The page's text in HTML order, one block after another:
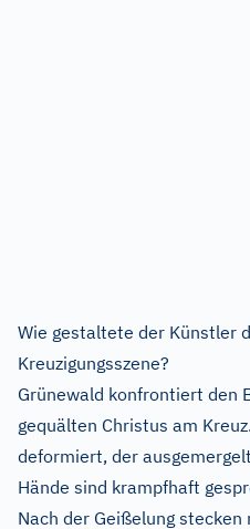
Wie gestaltete der Künstler
Kreuzigungsszene?
Grünewald konfrontiert den
gequälten Christus am
deformiert, der
Hände sind krampfhaft
Nach der Geißelung